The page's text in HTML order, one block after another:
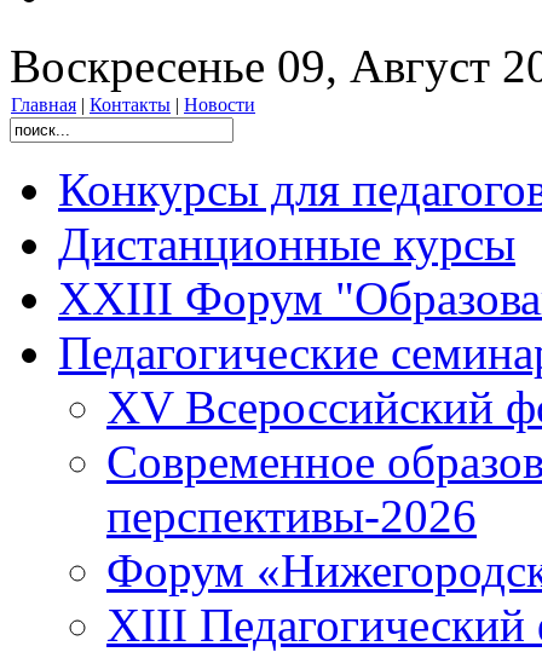
Воскресенье 09, Август
Главная | Контакты | Новости
Конкурсы для
Дистанционные курсы
XXIII Форум
Педагогические
XV Всероссийский
Современное
перспективы-2026
Форум
XIII Педагогический